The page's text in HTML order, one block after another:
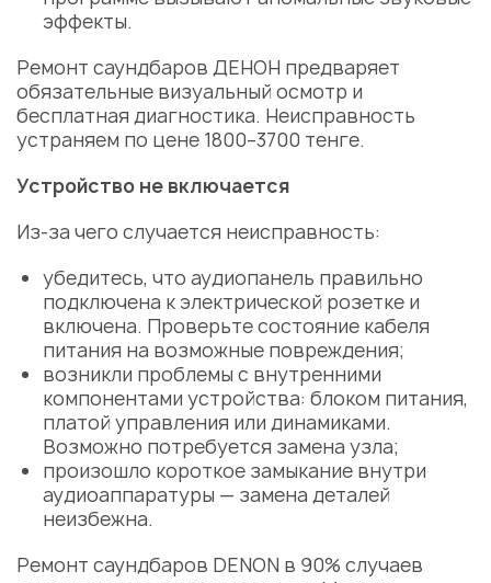
эффекты.
Ремонт саундбаров ДЕНОН предваряет
обязательные визуальный осмотр и
бесплатная диагностика. Неисправность
устраняем по цене 1800–3700 тенге.
Устройство не включается
Из-за чего случается неисправность:
убедитесь, что аудиопанель правильно
подключена к электрической розетке и
включена. Проверьте состояние кабеля
питания на возможные повреждения;
возникли проблемы с внутренними
компонентами устройства: блоком питания,
платой управления или динамиками.
Возможно потребуется замена узла;
произошло короткое замыкание внутри
аудиоаппаратуры — замена деталей
неизбежна.
Ремонт саундбаров DENON в 90% случаев